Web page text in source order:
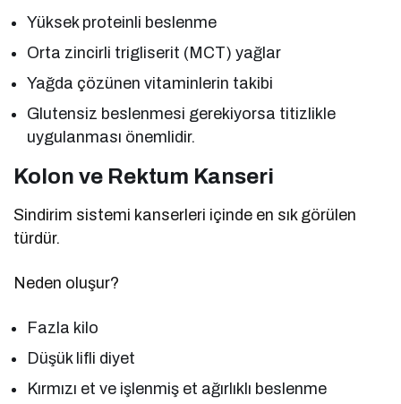
Yüksek proteinli beslenme
Orta zincirli trigliserit (MCT) yağlar
Yağda çözünen vitaminlerin takibi
Glutensiz beslenmesi gerekiyorsa titizlikle
uygulanması önemlidir.
Kolon ve Rektum Kanseri
Sindirim sistemi kanserleri içinde en sık görülen
türdür.
Neden oluşur?
Fazla kilo
Düşük lifli diyet
Kırmızı et ve işlenmiş et ağırlıklı beslenme